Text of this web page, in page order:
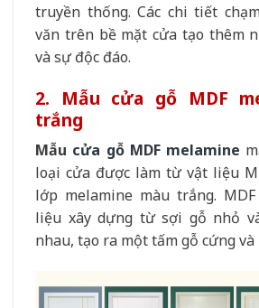
truyền thống. Các chi tiết
văn trên bề mặt cửa tạo thêm
và sự độc đáo.
2. Mẫu cửa gỗ MDF
trắng
Mẫu cửa gỗ MDF melamine
loại cửa được làm từ vật liệu
lớp melamine màu trắng.
liệu xây dựng từ sợi gỗ nhỏ
nhau, tạo ra một tấm gỗ cứng và